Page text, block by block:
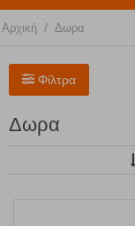
Αρχική / Δωρα
Φίλτρα
Δωρα